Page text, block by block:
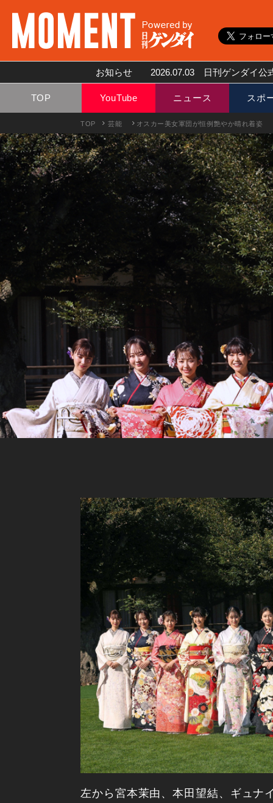
お知らせ 2026.07.03 日刊ゲンダイ公
TOP YouTube ニュース スポ
TOP 芸能 オスカー美女軍団が恒例艶やか晴れ着姿
左から宮本茉由、本田望結、ギュナ